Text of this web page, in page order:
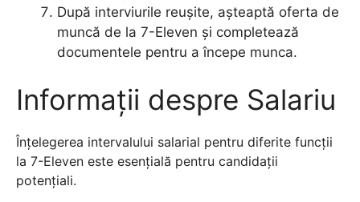
După interviurile reușite, așteaptă oferta de
muncă de la 7-Eleven și completează
documentele pentru a începe munca.
Informații despre Salariu
Înțelegerea intervalului salarial pentru diferite funcții
la 7-Eleven este esențială pentru candidații
potențiali.